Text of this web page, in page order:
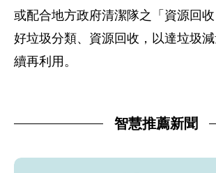
或配合地方政府清潔隊之「資源回
好垃圾分類、資源回收，以達垃圾
續再利用。
智慧推薦新聞